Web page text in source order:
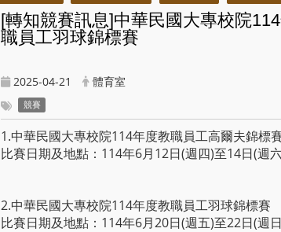
[轉知競賽訊息]中華民國大專校院
職員工羽球錦標賽
2025-04-21 體育室
競賽
1.中華民國大專校院114年度教職員工高爾夫錦標
比賽日期及地點：114年6月12日(週四)至14日(週
2.中華民國大專校院114年度教職員工羽球錦標賽
比賽日期及地點：114年6月20日(週五)至22日(週